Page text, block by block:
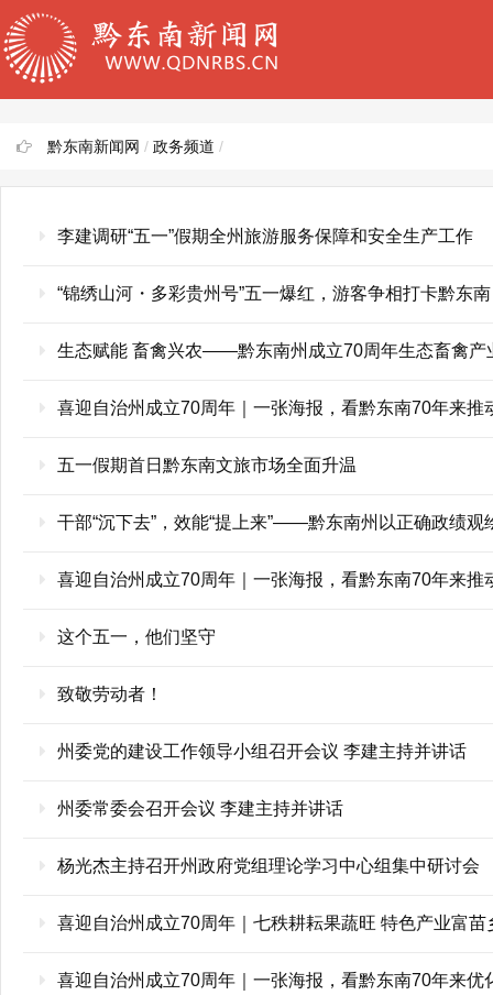
黔东南新闻网 / 政务频道 /
李建调研“五一”假期全州旅游服务保障和安全生产工作
“锦绣山河・多彩贵州号”五一爆红，游客争相打卡黔东南
生态赋能 畜禽兴农——黔东南州成立70周年生态畜禽产
喜迎自治州成立70周年｜一张海报，看黔东南70年来推
五一假期首日黔东南文旅市场全面升温
干部“沉下去”，效能“提上来”——黔东南州以正确政绩观
喜迎自治州成立70周年｜一张海报，看黔东南70年来推
这个五一，他们坚守
致敬劳动者！
州委党的建设工作领导小组召开会议 李建主持并讲话
州委常委会召开会议 李建主持并讲话
杨光杰主持召开州政府党组理论学习中心组集中研讨会
喜迎自治州成立70周年｜七秩耕耘果蔬旺 特色产业富
喜迎自治州成立70周年｜一张海报，看黔东南70年来